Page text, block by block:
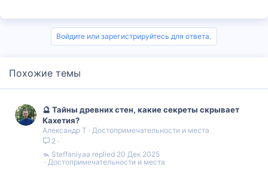
Войдите или зарегистрируйтесь для ответа.
Похожие темы
🔮 Тайны древних стен, какие секреты скрывает
Кахетия?
Александр Т
Достопримечательности и места
2
Достопримечательности и места
20 Дек 2025
Steffaniyaa